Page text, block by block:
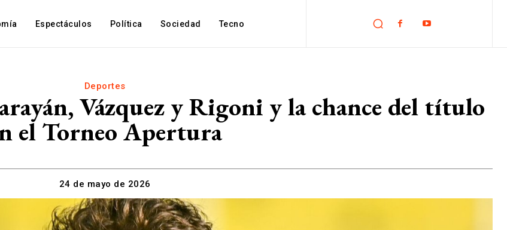
Espectáculos Política Sociedad Tecno
Deportes
Vázquez y Rigoni y la chance del título
el Torneo Apertura
24 de mayo de 2026